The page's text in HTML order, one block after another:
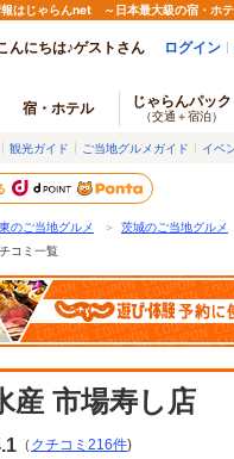
はじゃらんnet ～日本最大級の宿・ホ
んにちは♪ゲストさん ログイン
宿・ホテル じゃらんパック
（交通＋宿泊）
観光ガイド ご当地グルメガイド イベ
のご当地グルメ ＞ 茨城のご当地グルメ
コミ一覧
産 市場寿し店
（ クチコミ 216件)